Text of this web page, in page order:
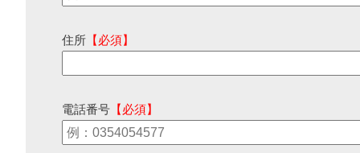
住所 【必須】
電話番号 【必須】